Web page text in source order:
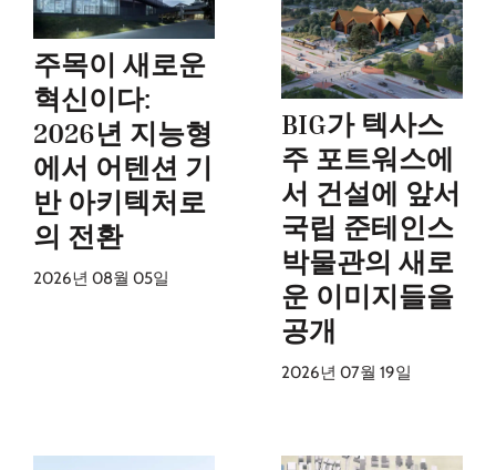
주목이 새로운
혁신이다:
2026년 지능형
에서 어텐션 기
반 아키텍처로
의 전환
2026년 08월 05일
BIG가 텍사스
주 포트워스에
서 건설에 앞서
국립 준테인스
박물관의 새로
운 이미지들을
공개
2026년 07월 19일